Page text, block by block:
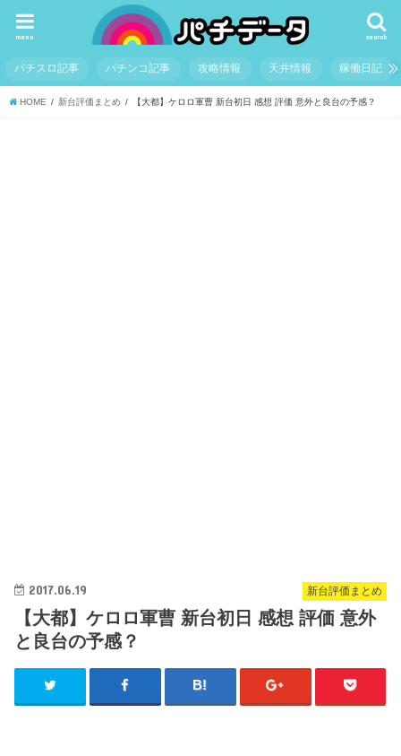
search
menu
パチスロ記事 パチンコ記事 攻略情報 天井情報 稼働日記
HOME 新台評価まとめ 【大都】ケロロ軍曹 新台初日 感想 評価 意外と良台の予感？
新台評価まとめ
2017.06.19
【大都】ケロロ軍曹 新台初日 感想 評価 意外
と良台の予感？